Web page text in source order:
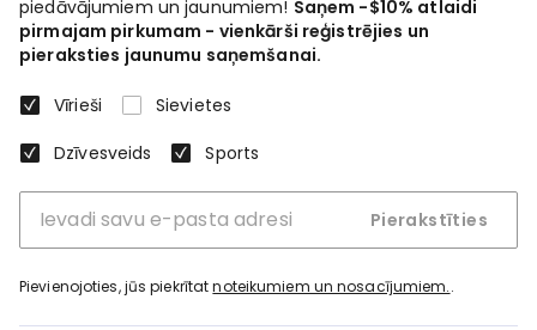
piedāvājumiem un jaunumiem! Saņem -$10% atlaidi
pirmajam pirkumam - vienkārši reģistrējies un
pieraksties jaunumu saņemšanai.
Vīrieši
Sievietes
Dzīvesveids
Sports
Pierakstīties
Pievienojoties, jūs piekrītatnoteikumiem un nosacījumiem..